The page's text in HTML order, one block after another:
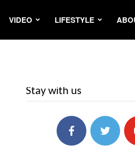
VIDEO LIFESTYLE
Stay with us